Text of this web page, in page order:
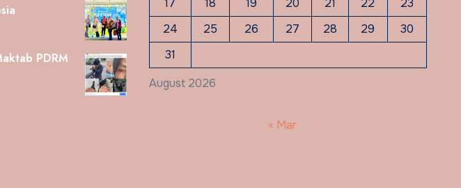
PDRM
August 2026
17
18 19 20 21 22
23
24
25 26 27 28 29
30
31
« Mar